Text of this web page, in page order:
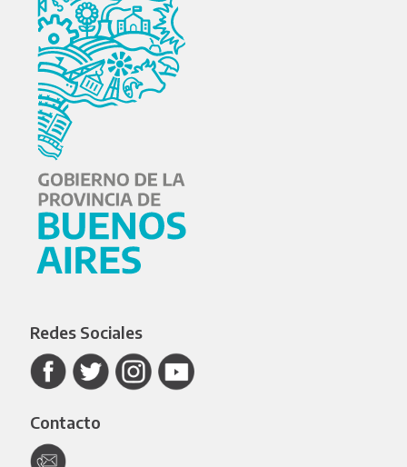
Redes Sociales
Contacto